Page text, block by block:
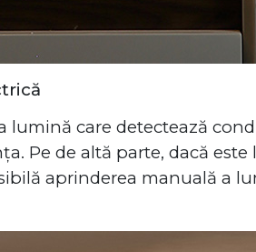
care detectează
Pe de altă parte, dacă
aprinderea manuală a